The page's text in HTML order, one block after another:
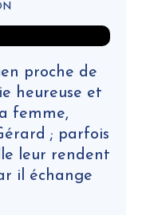
proche de
heureuse et
femme,
; parfois
leur rendent
il échange